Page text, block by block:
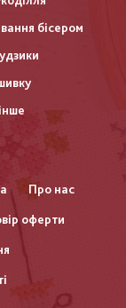
бісером
Про нас
оферти